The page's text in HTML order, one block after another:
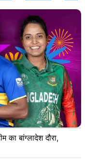
का बांग्लादेश दौरा,